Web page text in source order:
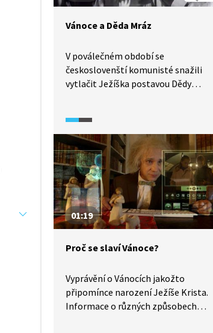
Vánoce a Děda Mráz
V poválečném období se
českoslovenští komunisté snažili
vytlačit Ježíška postavou Dědy
a mládež. Podívejte se na dobové
zpravodajství o příchodu Dědy
Mráze mezi bratislavské Pionýry
a o jeho příletu vrtulníkem v roce
1958 za dětmi zaměstnanců
Leteckých opraven v Malešicích.
01:19
Proč se slaví Vánoce?
Vyprávění o Vánocích jakožto
připomínce narození Ježíše Krista.
Informace o různých způsobech